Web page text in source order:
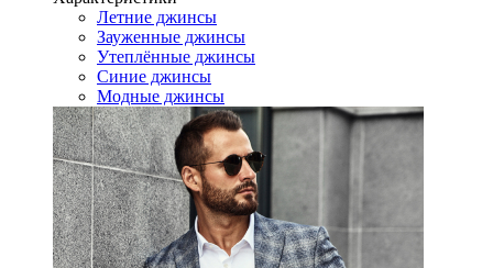
Летние джинсы
Зауженные джинсы
Утеплённые джинсы
Синие джинсы
Модные джинсы